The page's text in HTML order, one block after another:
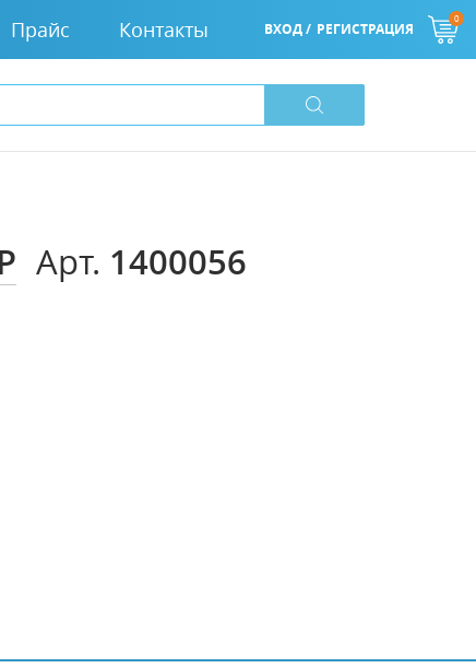
Прайс Контакты ВХОД / РЕГИСТРАЦИЯ
0
Арт. 1400056